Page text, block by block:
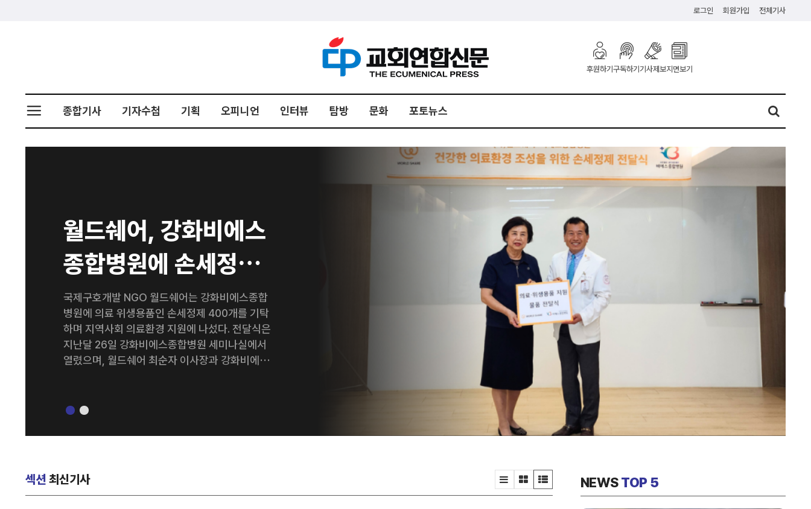
로그인 회원가입 전체기사
후원하기 구독하기기사제보지면보기
종합기사 기자수첩 기획 오피니언 인터뷰 탐방 문화 포토뉴스
월드쉐어, 강화비에스
종합병원에 손세정제
400개 기탁
국제구호개발 NGO 월드쉐어는 강화비에스종합
병원에 의료 위생용품인 손세정제 400개를 기탁
하며 지역사회 의료환경 지원에 나섰다. 전달식은
지난달 26일 강화비에스종합병원 세미나실에서
열렸으며, 월드쉐어 최순자 이사장과 강화비에스
료진과 내원 환자들의 감염 예방 및 위생관리를 위
로 지역사회를 위한 다양한 사회공헌 활동을 지속
모두에게 큰 도움을 주신 월드쉐어에 감사드린다.
섹션 최신기사 NEWSTOP 5